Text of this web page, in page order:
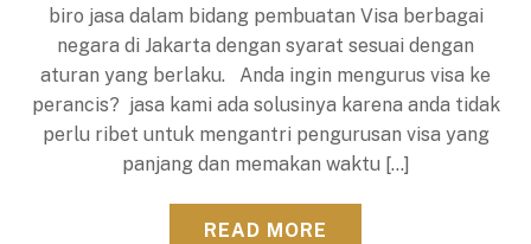
biro jasa dalam bidang pembuatan Visa berbagai
negara di Jakarta dengan syarat sesuai dengan
aturan yang berlaku. Anda ingin mengurus visa ke
perancis? jasa kami ada solusinya karena anda tidak
perlu ribet untuk mengantri pengurusan visa yang
panjang dan memakan waktu […]
READ MORE